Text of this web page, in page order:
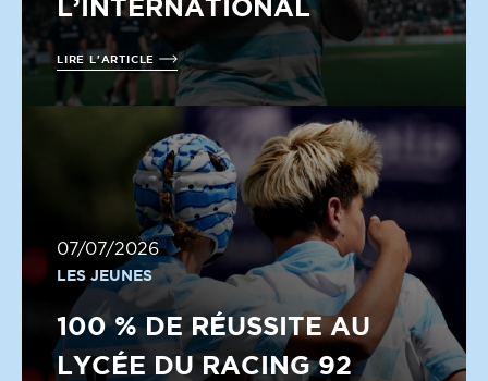
L’INTERNATIONAL
LIRE L'ARTICLE
07/07/2026
LES JEUNES
100 % DE RÉUSSITE AU
LYCÉE DU RACING 92